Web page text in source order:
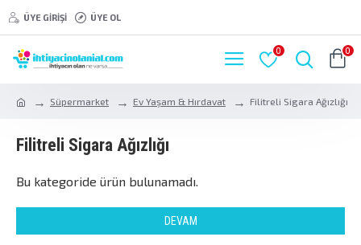
ÜYE GIRIŞI ÜYE OL
0 0
Süpermarket Ev Yaşam & Hırdavat Filitreli Sigara Ağızlığı
Filitreli Sigara Ağızlığı
Bu kategoride ürün bulunamadı.
DEVAM